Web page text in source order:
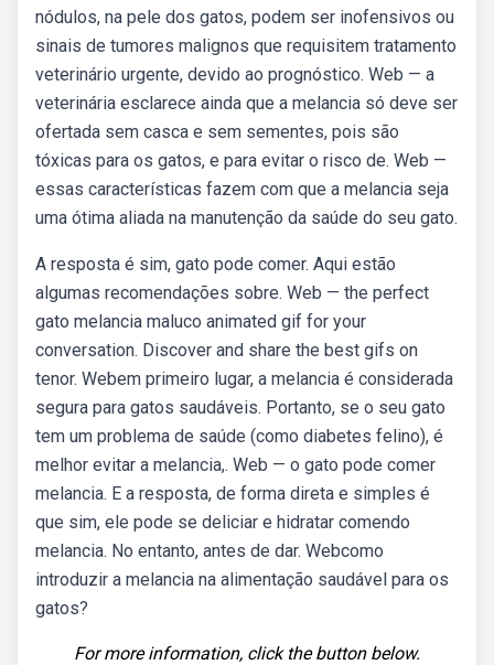
nódulos, na pele dos gatos, podem ser inofensivos ou
sinais de tumores malignos que requisitem tratamento
veterinário urgente, devido ao prognóstico. Web — a
veterinária esclarece ainda que a melancia só deve ser
ofertada sem casca e sem sementes, pois são
tóxicas para os gatos, e para evitar o risco de. Web —
essas características fazem com que a melancia seja
uma ótima aliada na manutenção da saúde do seu gato.
A resposta é sim, gato pode comer. Aqui estão
algumas recomendações sobre. Web — the perfect
gato melancia maluco animated gif for your
conversation. Discover and share the best gifs on
tenor. Webem primeiro lugar, a melancia é considerada
segura para gatos saudáveis. Portanto, se o seu gato
tem um problema de saúde (como diabetes felino), é
melhor evitar a melancia,. Web — o gato pode comer
melancia. E a resposta, de forma direta e simples é
que sim, ele pode se deliciar e hidratar comendo
melancia. No entanto, antes de dar. Webcomo
introduzir a melancia na alimentação saudável para os
gatos?
For more information, click the button below.